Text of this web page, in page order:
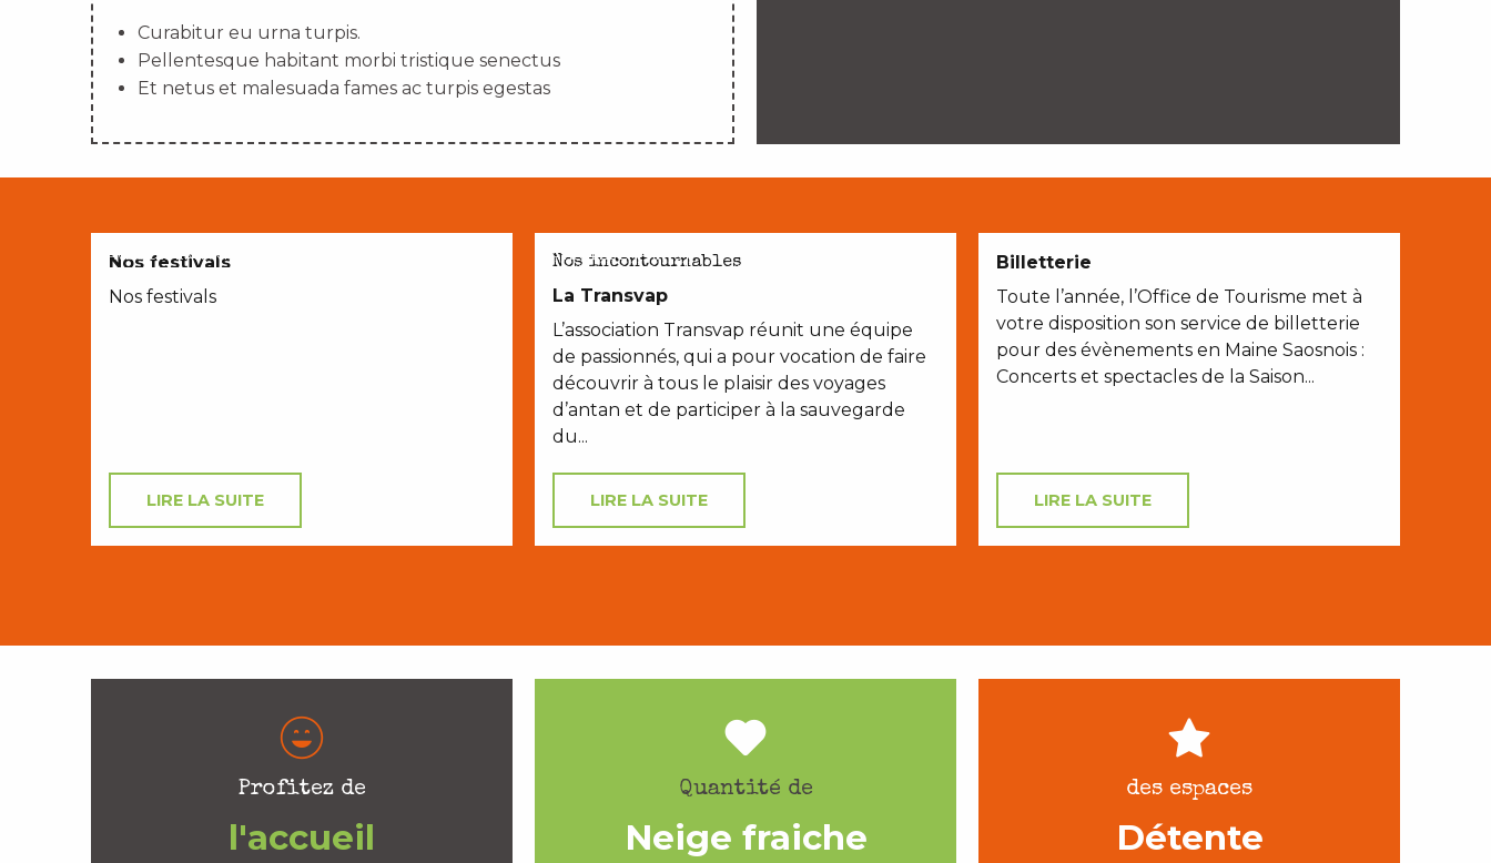
Curabitur eu urna turpis.
Pellentesque habitant morbi tristique senectus
Et netus et malesuada fames ac turpis egestas
AVEC LES ENFANTS
Nos festivals
Nos festivals
LIRE LA SUITE
AVEC LES ENFANTS
Nos incontournables
La Transvap
L’association Transvap réunit une équipe
de passionnés, qui a pour vocation de faire
découvrir à tous le plaisir des voyages
d’antan et de participer à la sauvegarde
du...
LIRE LA SUITE
Billetterie
Toute l’année, l’Office de Tourisme met à
votre disposition son service de billetterie
pour des évènements en Maine Saosnois :
Concerts et spectacles de la Saison...
LIRE LA SUITE
Profitez de
l'accueil
Quantité de
Neige fraiche
des espaces
Détente